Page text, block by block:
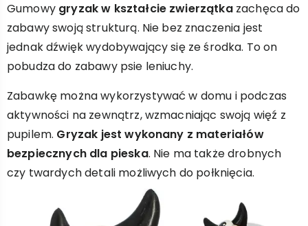
Gumowy gryzak w kształcie zwierzątkazachęca do
zabawy swoją strukturą. Nie bez znaczenia jest
jednak dźwięk wydobywający się ze środka. To on
pobudza do zabawy psie leniuchy.
Zabawkę można wykorzystywać w domu i podczas
aktywności na zewnątrz, wzmacniając swoją więź z
pupilem. Gryzak jest wykonany z materiałów
bezpiecznych dla pieska. Nie ma także drobnych
czy twardych detali możliwych do połknięcia.